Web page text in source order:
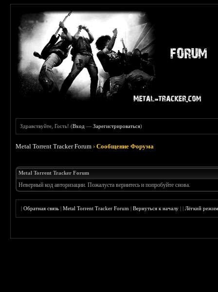
Здравствуйте, Гость! (Вход —Зарегистрироваться)
Metal Torrent Tracker Forum ›Сообщение Форума
Metal Torrent Tracker Forum
Неверный код авторизации. Пожалуста вернитесь и попробуйте снова.
|Обратная связь |Metal Torrent Tracker Forum |Вернуться к началу ||Лёгкий